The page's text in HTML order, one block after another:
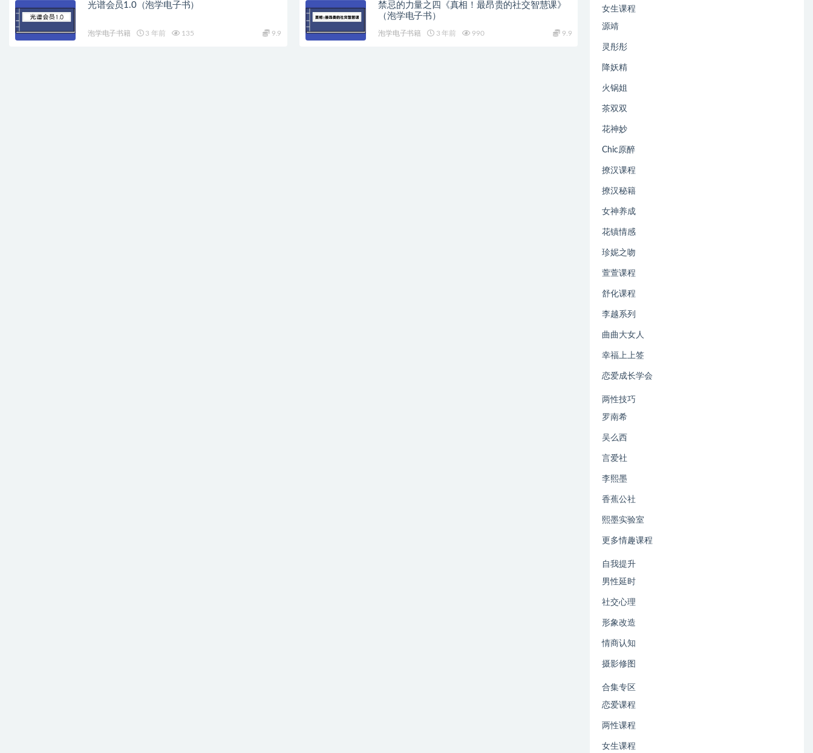
光谱会员1.0（泡学电子书）
泡学电子书籍 3 年前 135 9.9
禁忌的力量之四《真相！最昂贵的社交智慧课》
（泡学电子书）
泡学电子书籍 3 年前 990 9.9
女生课程
源靖
灵彤彤
降妖精
火锅姐
茶双双
花神妙
Chic原醉
撩汉课程
撩汉秘籍
女神养成
花镇情感
珍妮之吻
萱萱课程
舒化课程
李越系列
曲曲大女人
幸福上上签
恋爱成长学会
两性技巧
罗南希
吴么西
言爱社
李熙墨
香蕉公社
熙墨实验室
更多情趣课程
自我提升
男性延时
社交心理
形象改造
情商认知
摄影修图
合集专区
恋爱课程
两性课程
女生课程